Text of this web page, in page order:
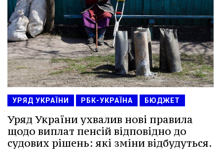
УРЯД УКРАЇНИ РБК-УКРАЇНА БЮДЖЕТ
Уряд України ухвалив нові правила
щодо виплат пенсій відповідно до
судових рішень: які зміни відбудуться.